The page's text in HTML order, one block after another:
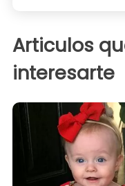
Articulos
interesarte